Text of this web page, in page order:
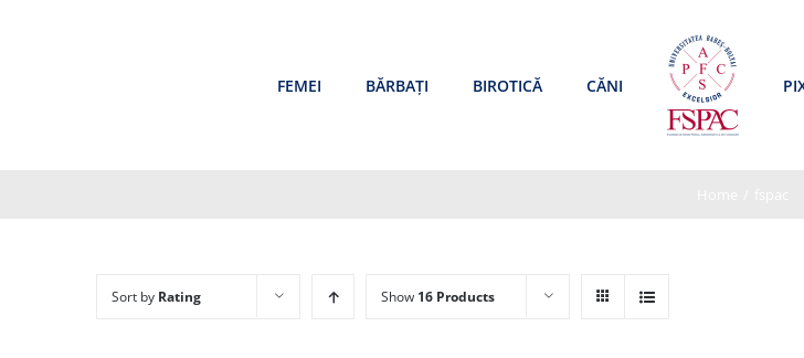
FEMEI BĂRBAȚI BIROTICĂ CĂNI
Sort by Rating Show 16 Products